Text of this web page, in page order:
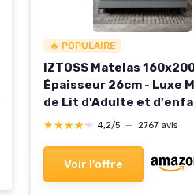
🔥 POPULAIRE
IZTOSS Matelas
Épaisseur 26cm - Luxe
de Lit d'Adulte et
Mousse à Mémoire - 7
Adaptative Matelas
160x200x26cm
★★★★★
★★★★★ 4,2/5 — 2767 avis
Voir l'offre